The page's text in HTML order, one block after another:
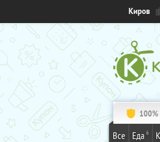
Киров
Все Еда 6